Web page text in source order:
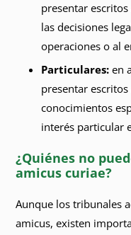
presentar
las decisiones
operaciones o al
Particulares:en
presentar
conocimientos
interés particular
¿Quiénes no
amicus curiae?
Aunque los tribunales
amicus, existen